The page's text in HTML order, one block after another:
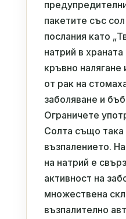
пакетите със
послания като
натрий в
кръвно налягане
от рак на
заболяване и
Ограничете
Солта също така
възпалението.
на натрий е
активност на
множествена
възпалително